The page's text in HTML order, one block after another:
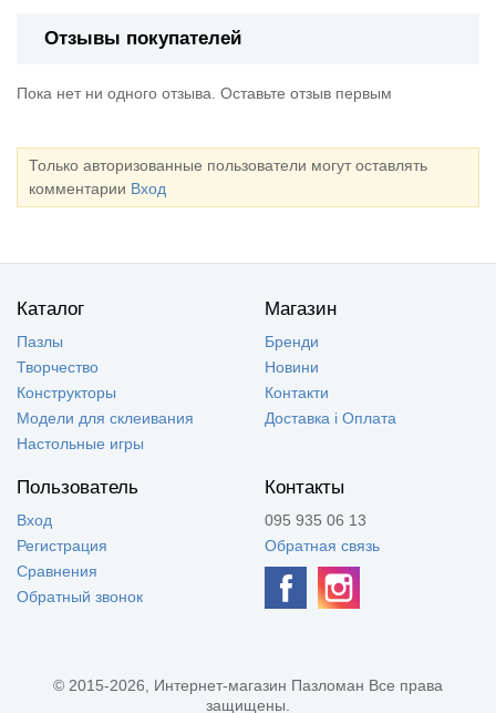
Отзывы покупателей
Пока нет ни одного отзыва. Оставьте отзыв первым
Только авторизованные пользователи могут оставлять
комментарии Вход
Каталог
Пазлы
Творчество
Конструкторы
Модели для склеивания
Настольные игры
Магазин
Бренди
Новини
Контакти
Доставка і Оплата
Пользователь
Вход
Регистрация
Сравнения
Обратный звонок
Контакты
095 935 06 13
Обратная связь
© 2015-2026, Интернет-магазин Пазломан Все права
защищены.